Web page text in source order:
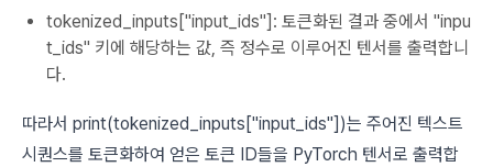
tokenized_inputs["input_ids"]: 토큰화된 결과 중에서 "inpu
t_ids" 키에 해당하는 값, 즉 정수로 이루어진 텐서를 출력합니
다.
따라서 print(tokenized_inputs["input_ids"])는 주어진 텍스트
시퀀스를 토큰화하여 얻은 토큰 ID들을 PyTorch 텐서로 출력합